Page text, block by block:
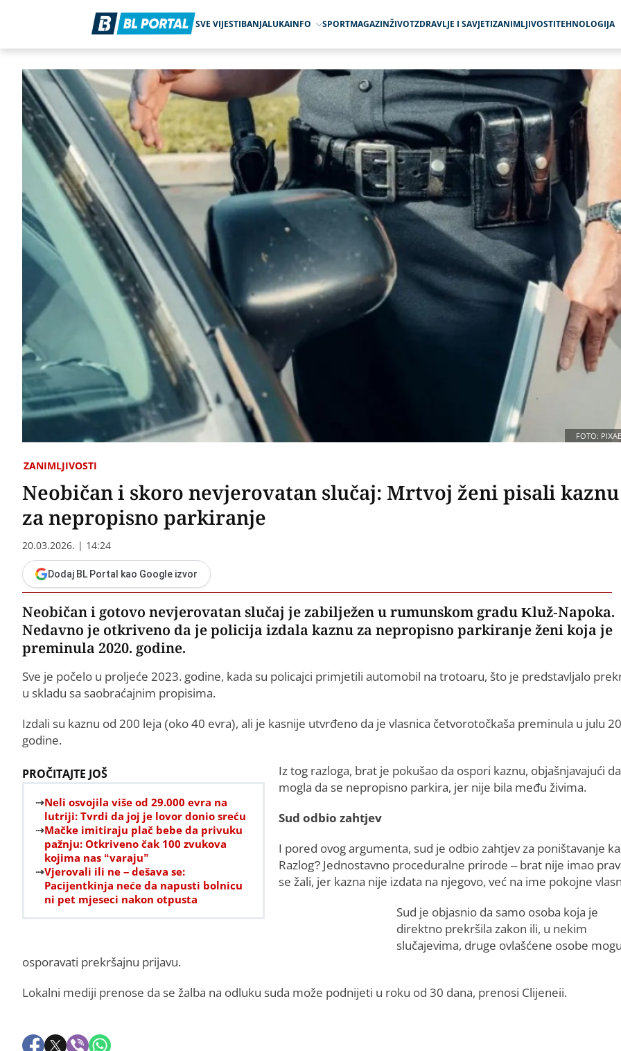
SVE VIJESTIBANJALUKAINFO SPORTMAGAZINŽIVOTZDRAVLJE I SAVJETIZANIMLJIVOSTITEHNOLOGIJA
FOTO:
ZANIMLJIVOSTI
Neobičan i skoro nevjerovatan slučaj: Mrtvoj ženi pisali kaznu
za nepropisno parkiranje
20.03.2026. | 14:24
Dodaj BL Portal kao Google izvor
Neobičan i gotovo nevjerovatan slučaj je zabilježen u rumunskom gradu Kluž-Napoka.
Nedavno je otkriveno da je policija izdala kaznu za nepropisno parkiranje ženi koja je
preminula 2020. godine.
Sve je počelo u proljeće 2023. godine, kada su policajci primjetili automobil na trotoaru, što je predstavljalo
u skladu sa saobraćajnim propisima.
Izdali su kaznu od 200 leja (oko 40 evra), ali je kasnije utvrđeno da je vlasnica četvorotočkaša preminula u julu
godine.
PROČITAJTE JOŠ
Neli osvojila više od 29.000 evra na
lutriji: Tvrdi da joj je lovor donio sreću
Mačke imitiraju plač bebe da privuku
pažnju: Otkriveno čak 100 zvukova
kojima nas “varaju”
Vjerovali ili ne – dešava se:
Pacijentkinja neće da napusti bolnicu
ni pet mjeseci nakon otpusta
Iz tog razloga, brat je pokušao da ospori kaznu, objašnjavajući
mogla da se nepropisno parkira, jer nije bila među živima.
Sud odbio zahtjev
I pored ovog argumenta, sud je odbio zahtjev za poništavanje
Razlog? Jednostavno proceduralne prirode – brat nije imao
se žali, jer kazna nije izdata na njegovo, već na ime pokojne
Sud je objasnio da samo osoba koja je
direktno prekršila zakon ili, u nekim
slučajevima, druge ovlašćene osobe
osporavati prekršajnu prijavu.
Lokalni mediji prenose da se žalba na odluku suda može podnijeti u roku od 30 dana, prenosi Clijeneii.